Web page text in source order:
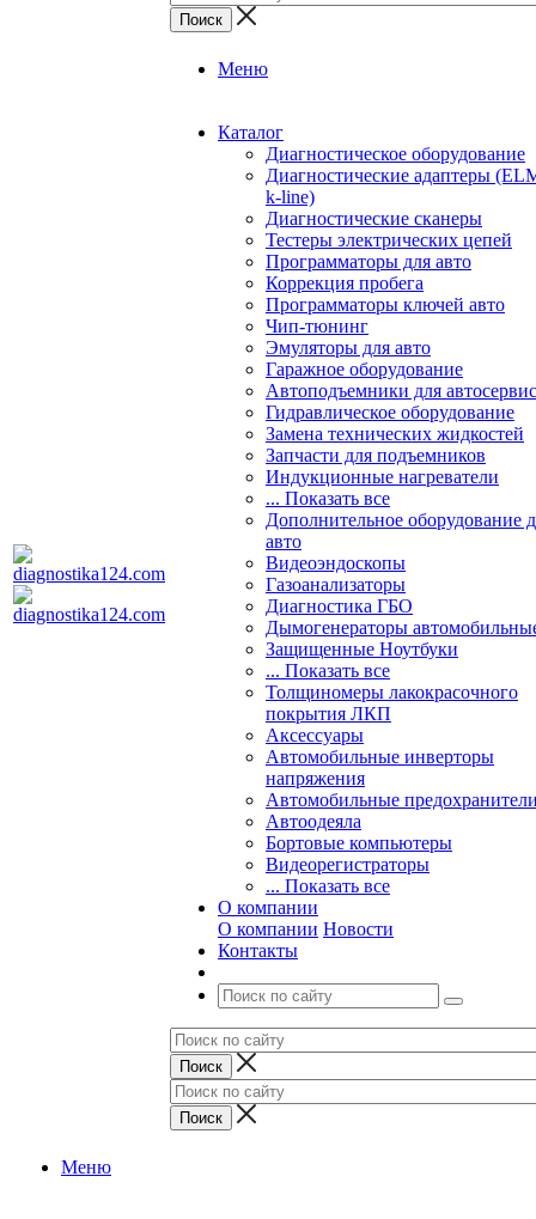
Меню
Каталог
Диагностическое оборудование
Диагностические адаптеры
k-line)
Диагностические сканеры
Тестеры электрических цепей
Программаторы для авто
Коррекция пробега
Программаторы ключей авто
Чип-тюнинг
Эмуляторы для авто
Гаражное оборудование
Автоподъемники для
Гидравлическое оборудование
Замена технических жидкостей
Запчасти для подъемников
Индукционные нагреватели
... Показать все
Дополнительное оборудование
авто
Видеоэндоскопы
Газоанализаторы
Диагностика ГБО
Дымогенераторы
Защищенные Ноутбуки
... Показать все
Толщиномеры лакокрасочного
покрытия ЛКП
Аксессуары
Автомобильные инверторы
напряжения
Автомобильные
Автоодеяла
Бортовые компьютеры
Видеорегистраторы
... Показать все
О компании
О компании Новости
Контакты
Меню